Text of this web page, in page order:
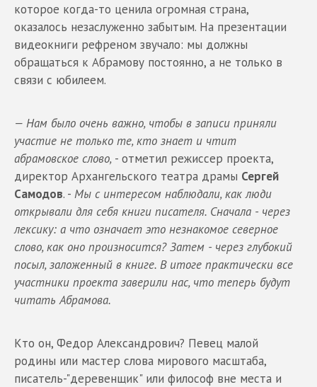
которое когда-то ценила огромная страна,
оказалось незаслуженно забытым. На презентации
видеокниги рефреном звучало: мы должны
обращаться к Абрамову постоянно, а не только в
связи с юбилеем.
— Нам было очень важно, чтобы в записи приняли
участие не только те, кто знает и чтит
абрамовское слово, - отметил режиссер проекта,
директор Архангельского театра драмы Сергей
Самодов. - Мы с интересом наблюдали, как люди
открывали для себя книги писателя. Сначала - через
лексику: а что означает это незнакомое северное
слово, как оно произносится? Затем - через глубокий
посыл, заложенный в книге. В итоге практически все
участники проекта заверили нас, что теперь будут
читать Абрамова.
Кто он, Федор Александрович? Певец малой
родины или мастер слова мирового масштаба,
писатель-"деревенщик" или философ вне места и